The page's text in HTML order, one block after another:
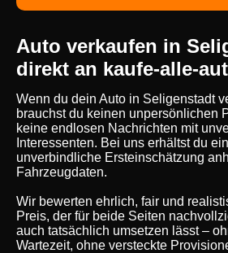
Auto verkaufen in
direkt an kaufe-alle-
Wenn du dein Auto in Seligenstadt
brauchst du keinen unpersönlichen
keine endlosen Nachrichten mit
Interessenten. Bei uns erhältst du
unverbindliche Ersteinschätzung
Fahrzeugdaten.
Wir bewerten ehrlich, fair und
Preis, der für beide Seiten
auch tatsächlich umsetzen lässt –
Wartezeit, ohne versteckte